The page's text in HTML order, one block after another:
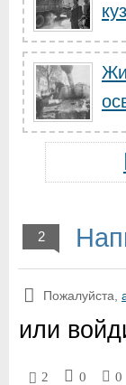
2
Пожалуйста,
или
2 0 0